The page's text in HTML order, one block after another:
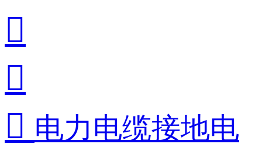


 电力电缆接地电